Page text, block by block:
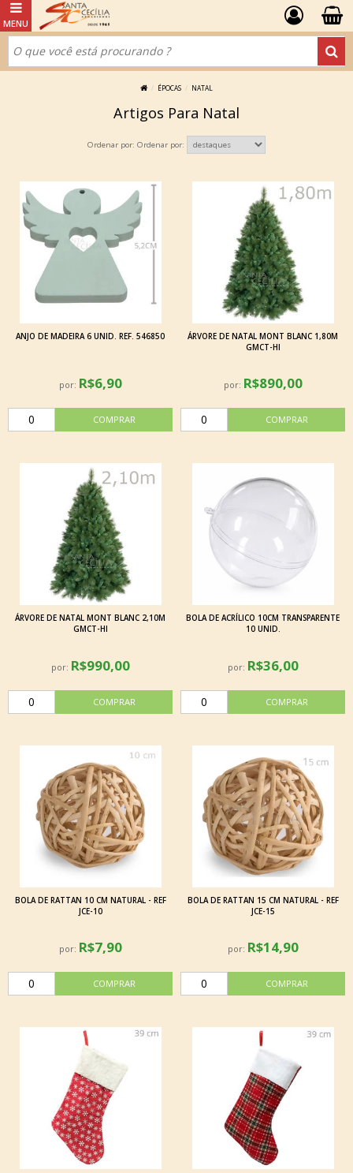
ÉPOCAS NATAL
Artigos Para Natal
Ordenar por:
ANJO DE MADEIRA 6 UNID. REF. 546850
por: R$6,90
ÁRVORE DE NATAL MONT BLANC 1,80M
GMCT-HI
por: R$890,00
ÁRVORE DE NATAL MONT BLANC 2,10M
GMCT-HI
por: R$990,00
BOLA DE ACRÍLICO 10CM TRANSPARENTE
10 UNID.
por: R$36,00
BOLA DE RATTAN 10 CM NATURAL - REF
JCE-10
por: R$7,90
BOLA DE RATTAN 15 CM NATURAL - REF
JCE-15
por: R$14,90